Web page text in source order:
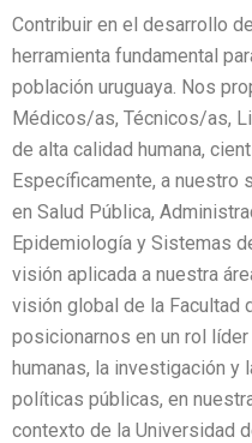
Contribuir en el desarrollo
herramienta fundamental
población uruguaya. Nos
Médicos/as, Técnicos/as,
de alta calidad humana,
Específicamente, a nuestro
en Salud Pública,
Epidemiología y Sistemas
visión aplicada a nuestra
visión global de la Facultad
posicionarnos en un rol
humanas, la investigación y
políticas públicas, en
contexto de la Universidad